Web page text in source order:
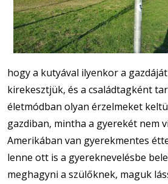
hogy a kutyával ilyenkor a
kirekesztjük, és a családtagként
életmódban olyan érzelmeket
gazdiban, mintha a gyerekét nem
Amerikában van gyerekmentes
lenne ott is a gyereknevelésbe
meghagyni a szülőknek, maguk